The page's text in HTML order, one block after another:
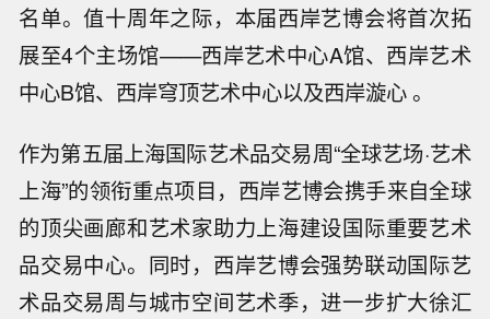
名单。值十周年之际，本届西岸艺博会将首次拓
展至4个主场馆——西岸艺术中心A馆、西岸艺术
中心B馆、西岸穹顶艺术中心以及西岸漩心 。
作为第五届上海国际艺术品交易周“全球艺场·艺术
上海”的领衔重点项目，西岸艺博会携手来自全球
的顶尖画廊和艺术家助力上海建设国际重要艺术
品交易中心。同时，西岸艺博会强势联动国际艺
术品交易周与城市空间艺术季，进一步扩大徐汇